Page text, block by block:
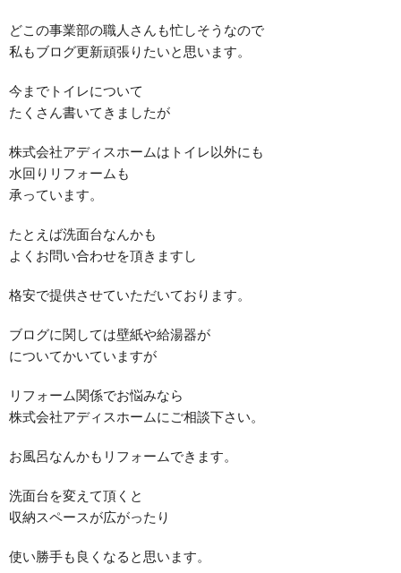
どこの事業部の職人さんも忙しそうなので
私もブログ更新頑張りたいと思います。
今までトイレについて
たくさん書いてきましたが
株式会社アディスホームはトイレ以外にも
水回りリフォームも
承っています。
たとえば洗面台なんかも
よくお問い合わせを頂きますし
格安で提供させていただいております。
ブログに関しては壁紙や給湯器が
についてかいていますが
リフォーム関係でお悩みなら
株式会社アディスホームにご相談下さい。
お風呂なんかもリフォームできます。
洗面台を変えて頂くと
収納スペースが広がったり
使い勝手も良くなると思います。